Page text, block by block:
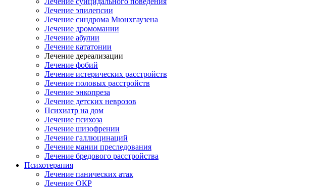
Лечение эпилепсии
Лечение синдрома Мюнхгаузена
Лечение дромомании
Лечение абулии
Лечение кататонии
Лечение дереализации
Лечение фобий
Лечение истерических расстройств
Лечение половых расстройств
Лечение энкопреза
Лечение детских неврозов
Психиатр на дом
Лечение психоза
Лечение шизофрении
Лечение галлюцинаций
Лечение мании преследования
Лечение бредового расстройства
Психотерапия
Лечение панических атак
Лечение ОКР